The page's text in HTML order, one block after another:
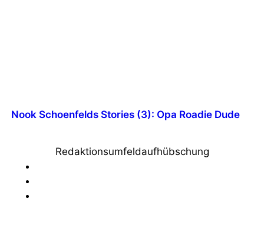
Nook Schoenfelds Stories (3): Opa Roadie Dude
Redaktionsumfeldaufhübschung